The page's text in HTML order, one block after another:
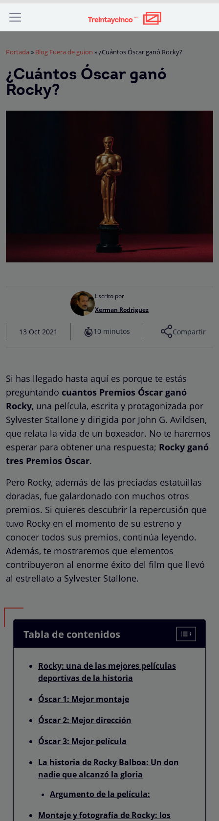
Portada » Blog Fuera de guion »¿Cuántos Óscar ganó Rocky?
¿Cuántos Óscar ganó
Rocky?
Escrito por
Xerman Rodriguez
13 Oct 2021 10 minutos Compartir
Si has llegado hasta aquí es porque te estás
preguntando cuantos Premios Óscar ganó
Rocky, una película, escrita y protagonizada por
Sylvester Stallone y dirigida por John G. Avildsen,
que relata la vida de un boxeador. No te haremos
esperar para obtener una respuesta; Rocky ganó
tres Premios Óscar.
Pero Rocky, además de las preciadas estatuillas
doradas, fue galardonado con muchos otros
premios. Si quieres descubrir la repercusión que
tuvo Rocky en el momento de su estreno y
conocer todos sus premios, continúa leyendo.
Además, te mostraremos que elementos
contribuyeron al enorme éxito del film que llevó
al estrellato a Sylvester Stallone.
Tabla de contenidos
Rocky: una de las mejores películas
deportivas de la historia
Óscar 1: Mejor montaje
Óscar 2: Mejor dirección
Óscar 3: Mejor película
La historia de Rocky Balboa: Un don
nadie que alcanzó la gloria
Argumento de la película:
Montaje y fotografía de Rocky: los